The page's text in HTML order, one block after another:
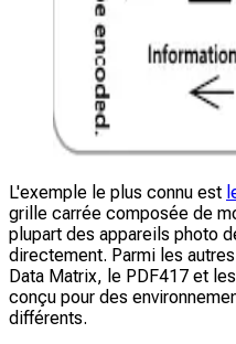
L'exemple le plus connu est
grille carrée composée de
plupart des appareils photo
directement. Parmi les
Data Matrix, le PDF417 et
conçu pour des
différents.